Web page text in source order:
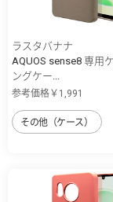
ラスタバナナ
AQUOS sense8 専用
ングケー...
参考価格￥1,991
その他（ケース）